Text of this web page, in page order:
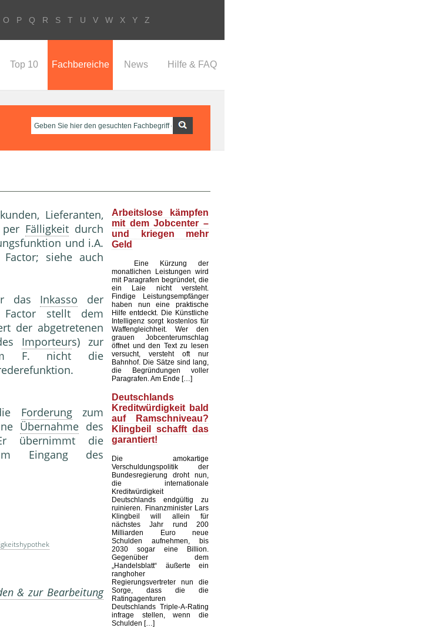
O P Q R S T U V W X Y Z
Top 10 Fachbereiche News Hilfe & FAQ
Lieferanten,
Fälligkeit durch
und i.A.
siehe auch
das Inkasso der
stellt dem
der abgetretenen
Importeurs) zur
F. nicht die
Forderungzum
Übernahme des
übernimmt die
Eingang des
& zur Bearbeitung
Arbeitslose kämpfen
mit dem Jobcenter –
und kriegen mehr
Geld
Eine Kürzung der
monatlichen Leistungen wird
mit Paragrafen begründet, die
ein Laie nicht versteht.
Findige Leistungsempfänger
haben nun eine praktische
Hilfe entdeckt. Die Künstliche
Intelligenz sorgt kostenlos für
Waffengleichheit. Wer den
grauen Jobcenterumschlag
öffnet und den Text zu lesen
versucht, versteht oft nur
Bahnhof. Die Sätze sind lang,
die Begründungen voller
Paragrafen. Am Ende […]
Deutschlands
Kreditwürdigkeit bald
auf Ramschniveau?
Klingbeil schafft das
garantiert!
Die amokartige
Verschuldungspolitik der
Bundesregierung droht nun,
die internationale
Kreditwürdigkeit
Deutschlands endgültig zu
ruinieren. Finanzminister Lars
Klingbeil will allein für
nächstes Jahr rund 200
Milliarden Euro neue
Schulden aufnehmen, bis
2030 sogar eine Billion.
Gegenüber dem
„Handelsblatt“ äußerte ein
ranghoher
Regierungsvertreter nun die
Sorge, dass die die
Ratingagenturen
Deutschlands Triple-A-Rating
infrage stellen, wenn die
Schulden […]